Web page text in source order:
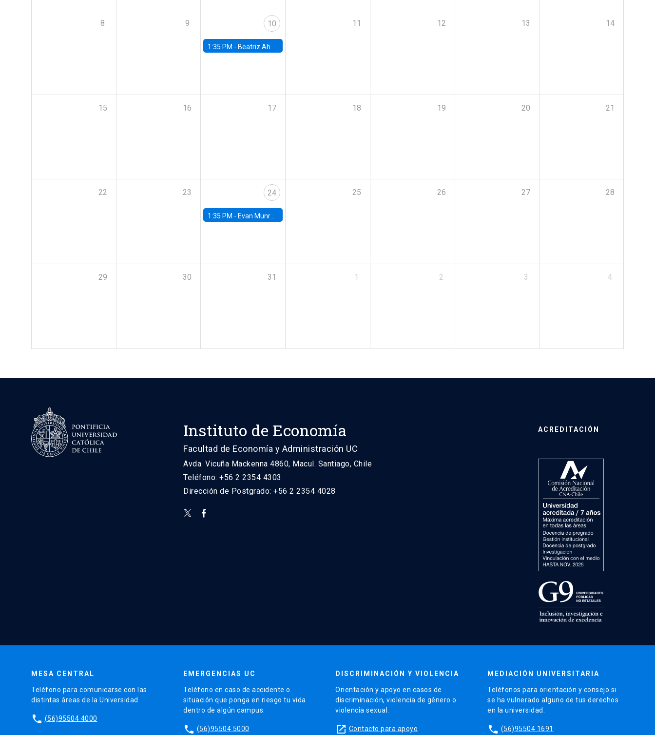
8 9 10
1:35 PM - Beatriz Ahumada, PhD candidate, Universidad de Pittsburgh
11 12 13 14
15 16 17 18 19 20 21
22 23 24
1:35 PM - Evan Munro, Neyman Visiting Assistant Professor in the Department of Statistics at UC Berkeley
25 26 27 28
29 30 31 1 2 3 4
Instituto de Economía
Facultad de Economía y Administración UC
Avda. Vicuña Mackenna 4860, Macul. Santiago, Chile
Teléfono: +56 2 2354 4303
Dirección de Postgrado: +56 2 2354 4028
ACREDITACIÓN
MESA CENTRAL
Teléfono para comunicarse con las
distintas áreas de la Universidad.
phone (56)95504 4000
EMERGENCIAS UC
Teléfono en caso de accidente o
situación que ponga en riesgo tu vida
dentro de algún campus.
phone (56)95504 5000
DISCRIMINACIÓN Y VIOLENCIA
Orientación y apoyo en casos de
discriminación, violencia de género o
violencia sexual.
launch Contacto para apoyo
MEDIACIÓN UNIVERSITARIA
Teléfonos para orientación y consejo si
se ha vulnerado alguno de tus derechos
en la universidad.
phone (56)95504 1691